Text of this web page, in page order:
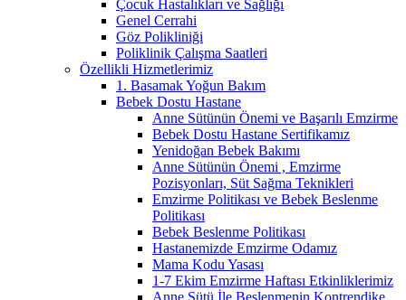
Çocuk Hastalıkları ve Sağlığı
Genel Cerrahi
Göz Polikliniği
Poliklinik Çalışma Saatleri
Özellikli Hizmetlerimiz
1. Basamak Yoğun Bakım
Bebek Dostu Hastane
Anne Sütünün Önemi ve Başarılı Emzirme
Bebek Dostu Hastane Sertifikamız
Yenidoğan Bebek Bakımı
Anne Sütünün Önemi , Emzirme
Pozisyonları, Süt Sağma Teknikleri
Emzirme Politikası ve Bebek Beslenme
Politikası
Bebek Beslenme Politikası
Hastanemizde Emzirme Odamız
Mama Kodu Yasası
1-7 Ekim Emzirme Haftası Etkinliklerimiz
Anne Sütü İle Beslenmenin Kontrendike